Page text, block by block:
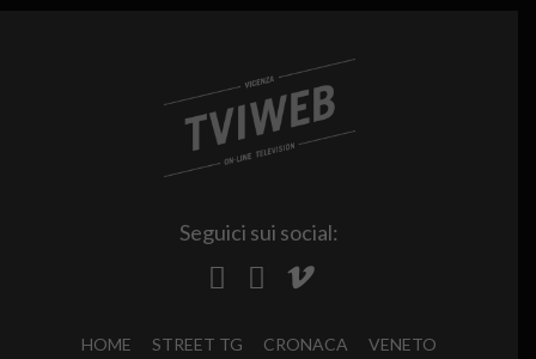
Seguici sui social:
HOME STREET TG CRONACA
VENETO